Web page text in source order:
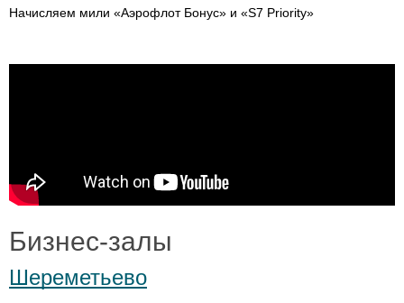
Начисляем мили «Аэрофлот Бонус» и «S7 Priority»
Бизнес-залы
Шереметьево